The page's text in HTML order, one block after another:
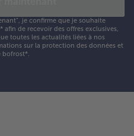
je confirme que je souhaite
de recevoir des offres exclusives,
toutes les actualités liées à nos
sur la protection des données et
bofrost*